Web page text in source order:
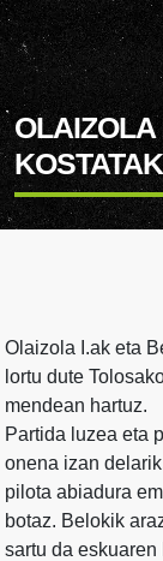
OLAIZOLA
Olaizola I.ak eta
lortu dute
mendean hartuz.
Partida luzea eta
onena izan
pilota abiadura
botaz. Belokik
sartu da